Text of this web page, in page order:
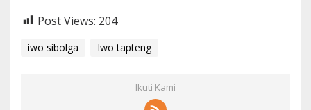
Post Views: 204
iwo sibolga Iwo tapteng
Ikuti Kami